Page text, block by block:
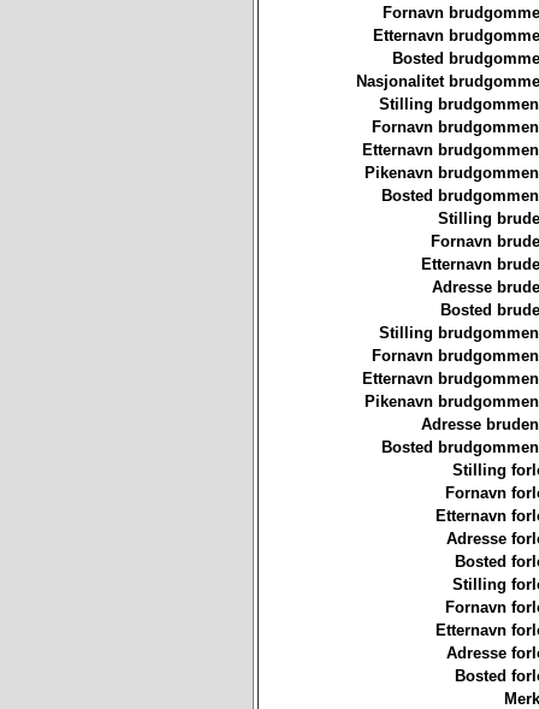
Fornavn
Etternavn
Bosted
Nasjonalitet
Stilling
Fornavn
Etternavn
Pikenavn
Bosted
Stilling
Fornavn
Etternavn
Adresse
Bosted
Stilling
Fornavn
Etternavn
Pikenavn
Adresse
Bosted
Stilling
Fornavn
Etternavn
Adresse
Bosted
Stilling
Fornavn
Etternavn
Adresse
Bosted